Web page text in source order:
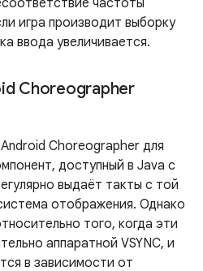
частоты
игра производит выборку
ввода увеличивается.
Choreographer
Choreographer для
доступный в Java с
выдаёт такты с той
отображения. Однако
того, когда эти
аппаратной VSYNC, и
в зависимости от